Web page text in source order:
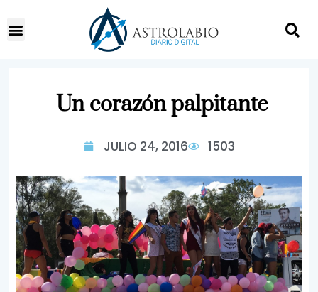
Un corazón palpitante
JULIO 24, 2016 1503